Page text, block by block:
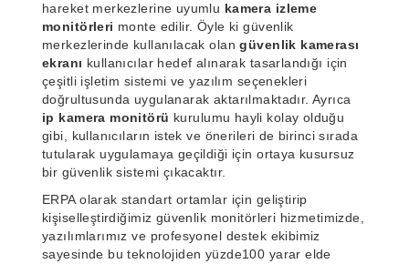
hareket merkezlerine uyumlu kamera izleme
monitörleri monte edilir. Öyle ki güvenlik
merkezlerinde kullanılacak olangüvenlik kamerası
ekranı kullanıcılar hedef alınarak tasarlandığı için
çeşitli işletim sistemi ve yazılım seçenekleri
doğrultusunda uygulanarak aktarılmaktadır. Ayrıca
ip kamera monitörü kurulumu hayli kolay olduğu
gibi, kullanıcıların istek ve önerileri de birinci sırada
tutularak uygulamaya geçildiği için ortaya kusursuz
bir güvenlik sistemi çıkacaktır.
ERPA olarak standart ortamlar için geliştirip
kişiselleştirdiğimiz güvenlik monitörleri hizmetimizde,
yazılımlarımız ve profesyonel destek ekibimiz
sayesinde bu teknolojiden yüzde100 yarar elde